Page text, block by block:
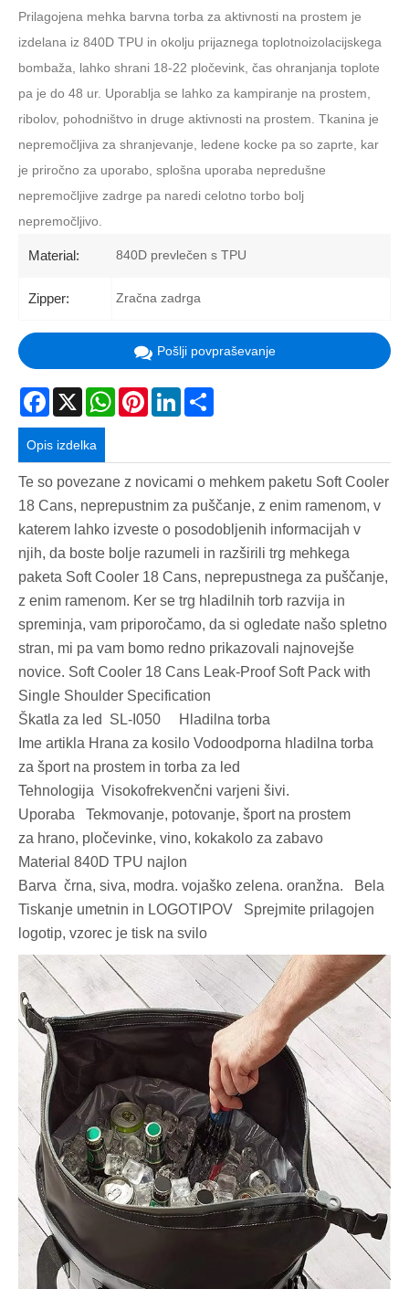
Prilagojena mehka barvna torba za aktivnosti na prostem je
izdelana iz 840D TPU in okolju prijaznega toplotnoizolacijskega
bombaža, lahko shrani 18-22 pločevink, čas ohranjanja toplote
pa je do 48 ur. Uporablja se lahko za kampiranje na prostem,
ribolov, pohodništvo in druge aktivnosti na prostem. Tkanina je
nepremočljiva za shranjevanje, ledene kocke pa so zaprte, kar
je priročno za uporabo, splošna uporaba nepredušne
nepremočljive zadrge pa naredi celotno torbo bolj
nepremočljivo.
Material: 840D prevlečen s TPU
Zipper: Zračna zadrga
Pošlji povpraševanje
Facebook
X WhatsAppPinterestLinkedIn
Opis izdelka
Te so povezane z novicami o mehkem paketu Soft Cooler
18 Cans, neprepustnim za puščanje, z enim ramenom, v
katerem lahko izveste o posodobljenih informacijah v
njih, da boste bolje razumeli in razširili trg mehkega
paketa Soft Cooler 18 Cans, neprepustnega za puščanje,
z enim ramenom. Ker se trg hladilnih torb razvija in
spreminja, vam priporočamo, da si ogledate našo spletno
stran, mi pa vam bomo redno prikazovali najnovejše
novice. Soft Cooler 18 Cans Leak-Proof Soft Pack with
Single Shoulder Specification
Škatla za led SL-I050 Hladilna torba
Ime artikla Hrana za kosilo Vodoodporna hladilna torba
za šport na prostem in torba za led
Tehnologija Visokofrekvenčni varjeni šivi.
Uporaba Tekmovanje, potovanje, šport na prostem
za hrano, pločevinke, vino, kokakolo za zabavo
Material 840D TPU najlon
Barva črna, siva, modra. vojaško zelena. oranžna. Bela
Tiskanje umetnin in LOGOTIPOV Sprejmite prilagojen
logotip, vzorec je tisk na svilo